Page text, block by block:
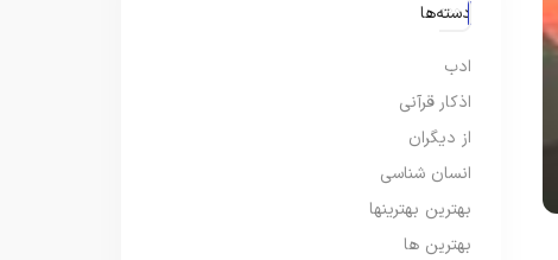
دسته‌ها
ادب
اذکار قرآنی
از دیگران
انسان شناسی
بهترین بهترینها
بهترین ها